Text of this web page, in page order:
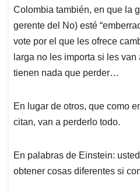
Colombia también, en que la
gerente del No) esté
vote por el que les ofrece
larga no les importa si les
tienen nada que perder…
En lugar de otros, que como
citan, van a perderlo todo.
En palabras de Einstein:
obtener cosas diferentes si